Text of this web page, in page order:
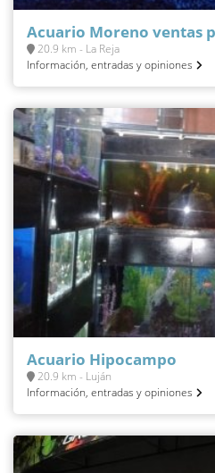
Acuario Moreno ventas
20.9 km - La Reja
Información, entradas y opiniones
Acuario Hipocampo
20.9 km - Luján
Información, entradas y opiniones